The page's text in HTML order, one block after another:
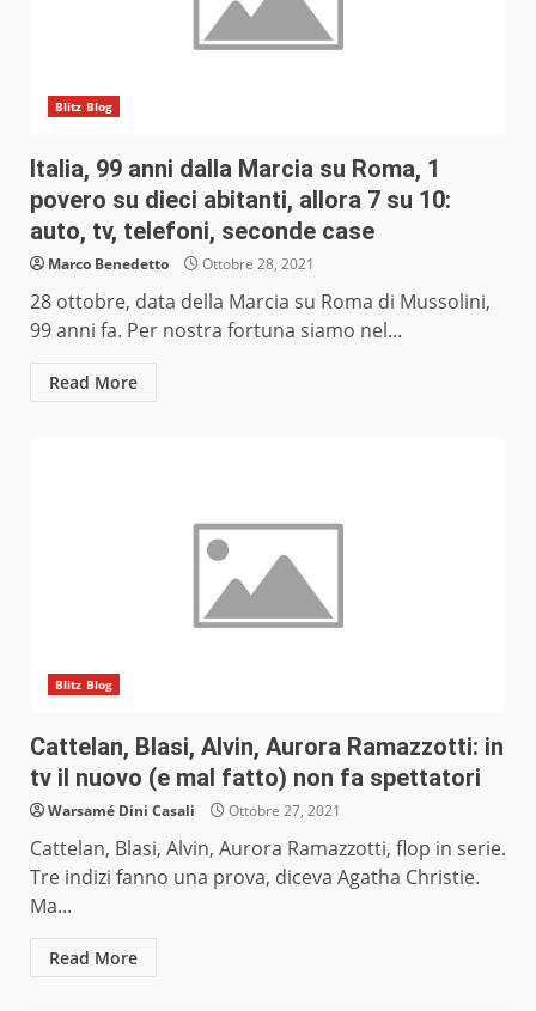
Blitz Blog
Italia, 99 anni dalla Marcia su Roma, 1
povero su dieci abitanti, allora 7 su 10:
auto, tv, telefoni, seconde case
Marco Benedetto Ottobre 28, 2021
28 ottobre, data della Marcia su Roma di Mussolini,
99 anni fa. Per nostra fortuna siamo nel...
Read More
Blitz Blog
Cattelan, Blasi, Alvin, Aurora Ramazzotti: in
tv il nuovo (e mal fatto) non fa spettatori
Warsamé Dini Casali Ottobre 27, 2021
Cattelan, Blasi, Alvin, Aurora Ramazzotti, flop in serie.
Tre indizi fanno una prova, diceva Agatha Christie.
Ma...
Read More